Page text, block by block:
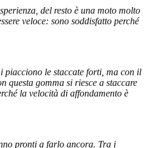
del resto è una moto molto
veloce: sono soddisfatto perché
le staccate forti, ma con il
questa gomma si riesce a staccare
la velocità di affondamento è
pronti a farlo ancora. Tra i